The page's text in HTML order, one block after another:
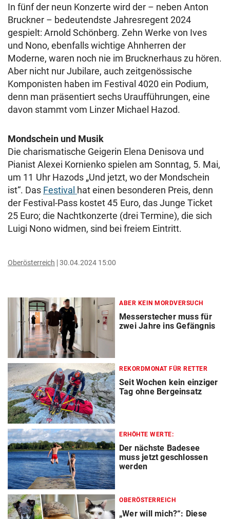
In fünf der neun Konzerte wird der – neben Anton
Bruckner – bedeutendste Jahresregent 2024
gespielt: Arnold Schönberg. Zehn Werke von Ives
und Nono, ebenfalls wichtige Ahnherren der
Moderne, waren noch nie im Brucknerhaus zu hören.
Aber nicht nur Jubilare, auch zeitgenössische
Komponisten haben im Festival 4020 ein Podium,
denn man präsentiert sechs Uraufführungen, eine
davon stammt vom Linzer Michael Hazod.
Mondschein und Musik
Die charismatische Geigerin Elena Denisova und
Pianist Alexei Kornienko spielen am Sonntag, 5. Mai,
um 11 Uhr Hazods „Und jetzt, wo der Mondschein
ist“. Das Festival hat einen besonderen Preis, denn
der Festival-Pass kostet 45 Euro, das Junge Ticket
25 Euro; die Nachtkonzerte (drei Termine), die sich
Luigi Nono widmen, sind bei freiem Eintritt.
Oberösterreich 30.04.2024 15:00
ABER KEIN MORDVERSUCH
Messerstecher muss für
zwei Jahre ins Gefängnis
REKORDMONAT FÜR RETTER
Seit Wochen kein einziger
Tag ohne Bergeinsatz
ERHÖHTE WERTE:
Der nächste Badesee
muss jetzt geschlossen
werden
OBERÖSTERREICH
„Wer will mich?“: Diese